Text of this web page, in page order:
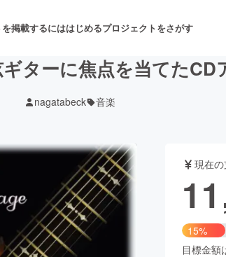
掲載するにははじめるプロジェクトをさがす
舞台・パフォーマンス
発
ターに焦点を当てたCD
nagatabeck 音楽
現在
15%
目標金額